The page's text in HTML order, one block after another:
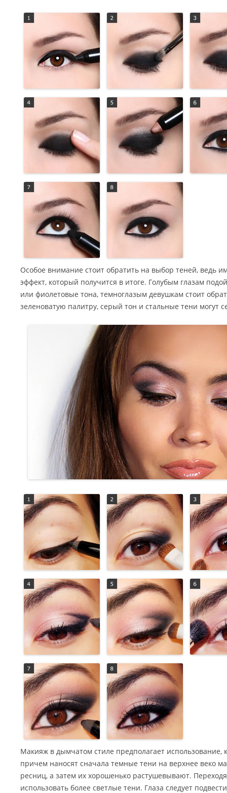
Особое внимание стоит обратить на выбор теней, ведь
эффект, который получится в итоге. Голубым глазам
или фиолетовые тона, темноглазым девушкам стоит
зеленоватую палитру, серый тон и стальные тени могут
Макияж в дымчатом стиле предполагает использование,
причем наносят сначала темные тени на верхнее веко
ресниц, а затем их хорошенько растушевывают.
использовать более светлые тени. Глаза следует